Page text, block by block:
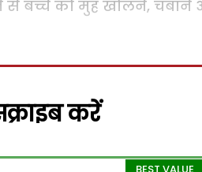
से बच्चे को मुंह खोलने, चबाने
करें